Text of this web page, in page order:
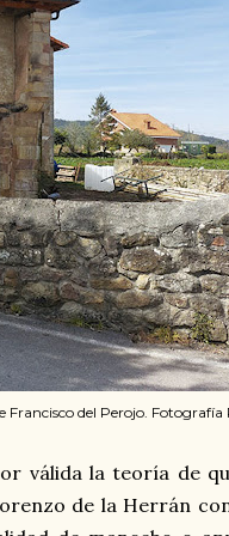
del Perojo. Fotografía
válida la teoría de
de la Herrán